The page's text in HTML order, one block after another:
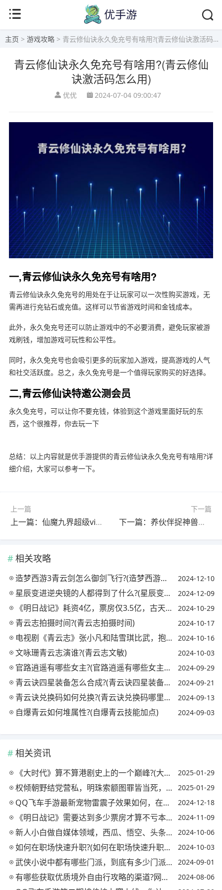
主页 > 游戏攻略 > 青云修仙诀永久免充号有啥用?(青云修仙诀激活码怎么用)
青云修仙诀永久免充号有啥用?(青云修仙
诀激活码怎么用)
优优 2024-07-04 09:00:47
一,青云修仙诀永久免充号有啥用?
青云修仙诀永久免充号的用处在于让玩家可以一次性购买游戏，无
需再进行充钻石或充值。这样可以节省游戏时间和金钱成本。
此外，永久免充号还可以防止游戏中的不必要消费，避免玩家被游
戏刷钱，增加游戏可玩性和公平性。
同时，永久免充号也会吸引更多的玩家加入游戏，提高游戏的人气
和社交活跃度。总之，永久免充号是一个值得玩家购买的好选择。
二,青云修仙诀特邀公测会员
永久免充号，可以让你不要充钱，体验到这个游戏里面好玩的东
西，这个很推荐，你去玩一下
总结：以上内容就是优手游提供的青云修仙诀永久免充号有啥用?详
细介绍，大家可以参考一下。
上一篇
上一篇：仙魔九界超级vip转盘能抽到大奖吗?(仙魔九界超级vip转盘能抽到大奖吗)
下一篇
下一篇：养伙伴捉神兽怎么召唤伙伴?(养伙伴捉神兽技能)
相关攻略
造梦西游3青云剑怎么御剑飞行?(造梦西游三青云剑怎么飞) 2024-12-10
星辰变进逆央镜的人都得到了什么?(星辰变中的逆央) 2024-12-09
《明日战记》耗资4亿，票房仅3.5亿，古天乐的1500万粉丝去哪了?(古天乐拍的明日战记为何迟迟不上映) 2024-10-29
青云志拍摄时间?(青云志拍摄时间) 2024-10-17
电视剧《青云志》张小凡和陆雪琪比武，抱着陆雪琪转了一圈的画面是第几集? 2024-10-16
文咏珊青云志演谁?(青云志文敏) 2024-10-03
官路逍遥有哪些女主?(官路逍遥有哪些女主名字) 2024-09-29
青云诀四星装备怎么合成?(青云诀四星装备怎么合成不了) 2024-09-21
青云诀兑换码如何兑换?(青云诀兑换码哪里兑换) 2024-09-13
自爆青云如何堆属性?(自爆青云技能加点) 2024-09-03
相关资讯
《大时代》算不算港剧史上的一个巅峰?(大时代是港剧吗) 2025-01-29
权倾朝野结党营私，明珠索额图罪皆当死，但下场为何有天壤之别? 2025-01-29
QQ飞车手游最新宠物雷震子效果如何，在比赛中是否实用?(qq飞车雷震子宠物多少钱可以出) 2024-12-18
《明日战记》需要达到多少票房才算不亏本?(明日战记票房是多少) 2024-11-09
新人小白做自媒体领域，西瓜、悟空、头条、这三个平台，从哪下手呢? 2024-10-06
如何在职场快速升职?(如何在职场快速升职呢) 2024-10-03
武侠小说中都有哪些门派，到底有多少门派?(武侠小说中都有哪些门派,到底有多少门派组织) 2024-09-01
有哪些获取优质境外自由行攻略的渠道?网站，论坛等均可，附特点更好?感谢? 2024-08-06